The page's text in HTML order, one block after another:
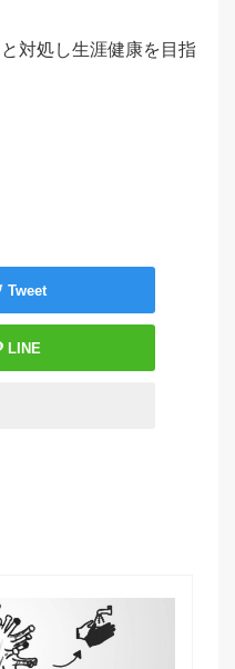
対処し生涯健康を目指
Tweet
LINE